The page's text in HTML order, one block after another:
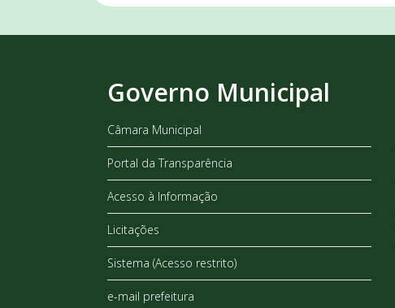
Governo Municipal
Câmara Municipal
Portal da Transparência
Acesso à Informação
Licitações
Sistema (Acesso restrito)
e-mail prefeitura